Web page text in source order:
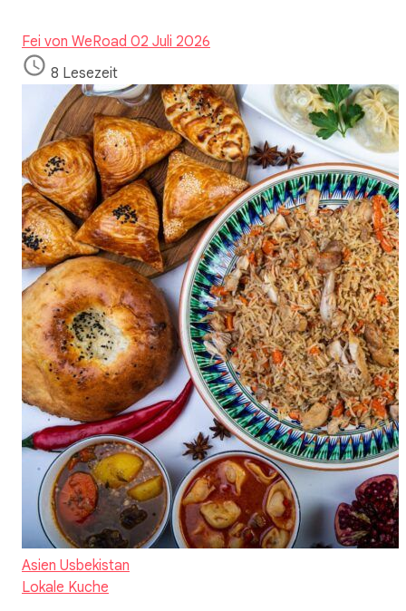
Fei von WeRoad 02 Juli 2026
8 Lesezeit
Asien Usbekistan
Lokale Kuche